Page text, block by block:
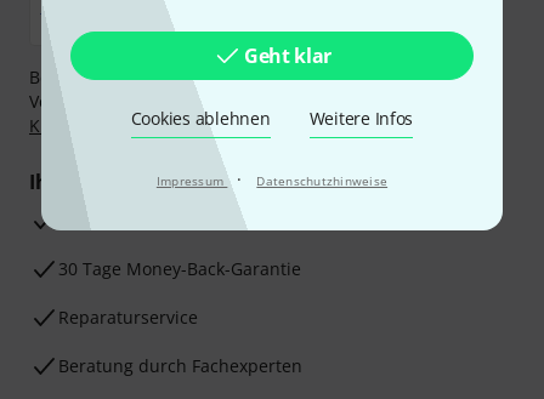
Geht klar
Cookies ablehnen Weitere Infos
Impressum · Datenschutzhinweise
Bezahlen Sie vertraulich und sicher per Nachnahme,
Vorkasse, PayPal, Amazon Pay,
Klarna Ratenzahlungoder Kreditkarte.
Ihre Vorteile
3 Jahre Thomann Garantie
30 Tage Money-Back-Garantie
Reparaturservice
Beratung durch Fachexperten